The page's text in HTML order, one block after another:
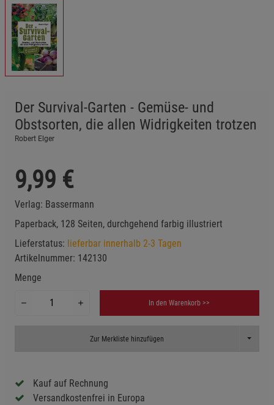
Der Survival-Garten - Gemüse- und
Obstsorten, die allen Widrigkeiten trotzen
Robert Elger
9,99 €
Verlag: Bassermann
Paperback, 128 Seiten, durchgehend farbig illustriert
Lieferstatus: lieferbar innerhalb 2-3 Tagen
Artikelnummer: 142130
Menge
In den Warenkorb >>
Zur Merkliste hinzufügen Toggle
Kauf auf Rechnung
Versandkostenfrei in Europa